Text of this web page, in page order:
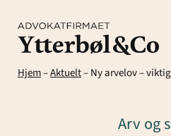
Hjem–Aktuelt–Ny arvelov –
Arv og